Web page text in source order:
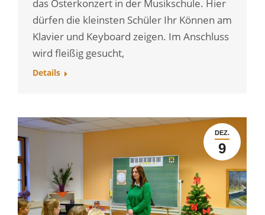
das Osterkonzert in der Musikschule. Hier
dürfen die kleinsten Schüler Ihr Können am
Klavier und Keyboard zeigen. Im Anschluss
wird fleißig gesucht,
Details
DEZ.
9